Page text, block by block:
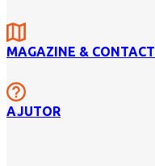
MAGAZINE & CONTACT
AJUTOR